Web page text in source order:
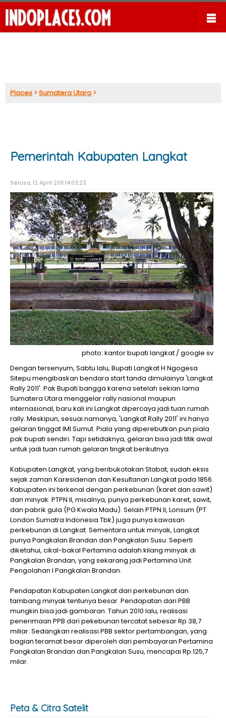
Places >Sumatera Utara >
Pemerintah Kabupaten Langkat
Selasa, 12 April 2011 14:03:23
photo: kantor bupati langkat / google sv
Dengan tersenyum, Sabtu lalu, Bupati Langkat H Ngogesa
Sitepu mengibaskan bendara start tanda dimulainya 'Langkat
Rally 2011'. Pak Bupati bangga karena setelah sekian lama
Sumatera Utara menggelar rally nasional maupun
internasional, baru kali ini Langkat dipercaya jadi tuan rumah
rally. Meskipun, sesuai namanya, 'Langkat Rally 2011' ini hanya
gelaran tinggat IMI Sumut. Piala yang diperebutkan pun piala
pak bupati sendiri. Tapi setidaknya, gelaran bisa jadi titik awal
untuk jadi tuan rumah gelaran tingkat berikutnya.
Kabupaten Langkat, yang beribukotakan Stabat, sudah eksis
sejak zaman Karesidenan dan Kesultanan Langkat pada 1856.
Kabupaten ini terkenal dengan perkebunan (karet dan sawit)
dan minyak. PTPN II, misalnya, punya perkebunan karet, sawit,
dan pabrik gula (PG Kwala Madu). Selain PTPN II, Lonsum (PT
London Sumatra Indonesia Tbk) juga punya kawasan
perkebunan di Langkat. Sementara untuk minyak, Langkat
punya Pangkalan Brandan dan Pangkalan Susu. Seperti
diketahui, cikal-bakal Pertamina adalah kilang minyak di
Pangkalan Brandan, yang sekarang jadi Pertamina Unit
Pengolahan I Pangkalan Brandan.
Pendapatan Kabupaten Langkat dari perkebunan dan
tambang minyak tentunya besar. Pendapatan dari PBB
mungkin bisa jadi gambaran. Tahun 2010 lalu, realisasi
penerimaan PPB dari pekebunan tercatat sebesar Rp 38,7
miliar. Sedangkan realisasi PBB sektor pertambangan, yang
bagian teramat besar diperoleh dari pembayaran Pertamina
Pangkalan Brandan dan Pangkalan Susu, mencapai Rp 125,7
milar.
Peta & Citra Satelit